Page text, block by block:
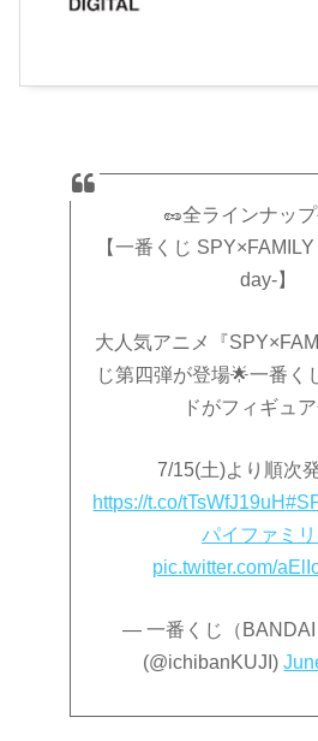
🥜全ラインナッ
【一番くじ
day-】
大人気アニメ『
じ第四弾が登場🌟一番く
ドがフィギュア
7/15(土)より順次
https://t.co/tTsWfJ19uH
パイファミ
pic.twitter.com/
— 一番くじ（BANDAI
(@ichibanKUJI)